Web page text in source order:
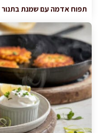
תפוח אדמה עם שמנת בתנור